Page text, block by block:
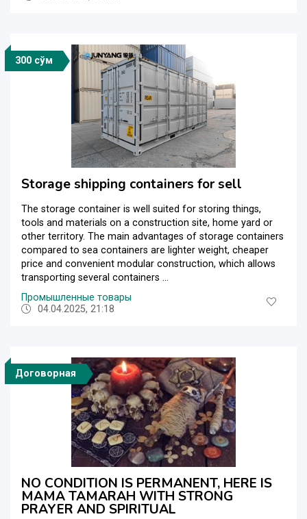
300 сўм
Storage shipping containers for sell
The storage container is well suited for storing things,
tools and materials on a construction site, home yard or
other territory. The main advantages of storage containers
compared to sea containers are lighter weight, cheaper
price and convenient modular construction, which allows
transporting several containers ...
Промышленные товары
04.04.2025, 21:18
Договорная
NO CONDITION IS PERMANENT, HERE IS
MAMA TAMARAH WITH STRONG
PRAYER AND SPIRITUAL